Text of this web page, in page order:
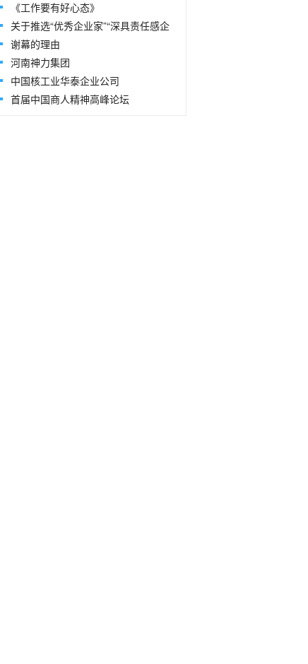
《工作要有好心态》
关于推选“优秀企业家”“深具责任感企
谢幕的理由
河南神力集团
中国核工业华泰企业公司
首届中国商人精神高峰论坛